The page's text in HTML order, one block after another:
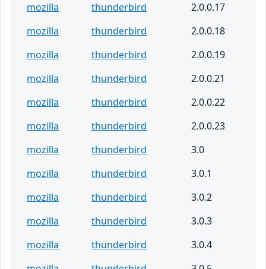
mozilla
thunderbird
2.0.0.17
mozilla
thunderbird
2.0.0.18
mozilla
thunderbird
2.0.0.19
mozilla
thunderbird
2.0.0.21
mozilla
thunderbird
2.0.0.22
mozilla
thunderbird
2.0.0.23
mozilla
thunderbird
3.0
mozilla
thunderbird
3.0.1
mozilla
thunderbird
3.0.2
mozilla
thunderbird
3.0.3
mozilla
thunderbird
3.0.4